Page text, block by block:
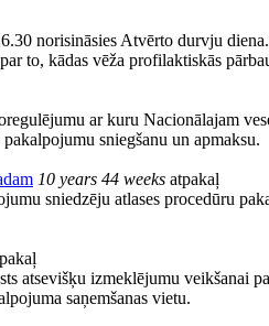
norisināsies Atvērto durvju
to, kādas vēža profilaktiskās
ar kuru Nacionālajam
sniegšanu un apmaksu.
10 years 44 weeks atpakaļ
sniedzēju atlases procedūru
izmeklējumu veikšanai
saņemšanas vietu.